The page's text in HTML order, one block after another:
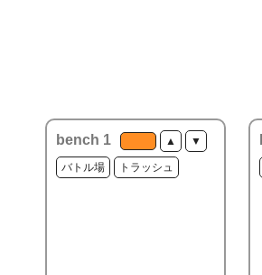
bench 1 ▲ ▼
バトル場 トラッシュ